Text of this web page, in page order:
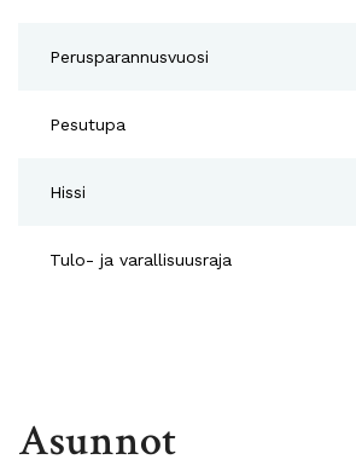
Perusparannusvuosi
Pesutupa
Hissi
Tulo- ja varallisuusraja
Asunnot